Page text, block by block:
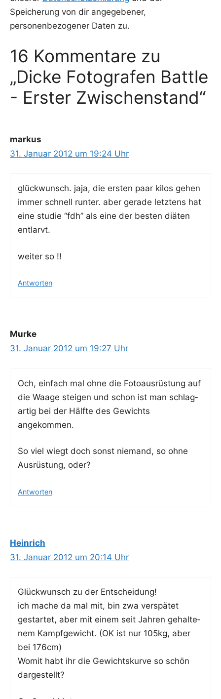
Speicherung von dir angegebener,
personenbezogener Daten zu.
16 Kommentare zu
„Dicke Fotografen Battle
- Erster Zwischenstand“
markus
31. Januar 2012 um 19:24 Uhr
glück­wunsch. jaja, die ers­ten paar kilos gehen
immer schnell run­ter. aber gera­de letz­tens hat
eine stu­die “fdh” als eine der bes­ten diä­ten
entlarvt.
wei­ter so !!
Antworten
Murke
31. Januar 2012 um 19:27 Uhr
Och, ein­fach mal ohne die Foto­aus­rüs­tung auf
die Waa­ge stei­gen und schon ist man schlag­
ar­tig bei der Hälf­te des Gewichts
angekommen.
So viel wiegt doch sonst nie­mand, so ohne
Aus­rüs­tung, oder?
Antworten
Heinrich
31. Januar 2012 um 20:14 Uhr
Glück­wunsch zu der Entscheidung!
ich mache da mal mit, bin zwa ver­spä­tet
gestar­tet, aber mit einem seit Jah­ren gehal­te­
nem Kampf­ge­wicht. (OK ist nur 105kg, aber
bei 176cm)
Womit habt ihr die Gewichts­kur­ve so schön
dargestellt?